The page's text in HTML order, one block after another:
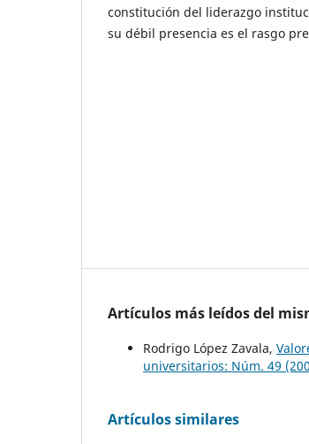
constitución del liderazgo
su débil presencia es el rasgo
Artículos más leídos del
Rodrigo López Zavala,
universitarios: Núm. 49
Artículos similares